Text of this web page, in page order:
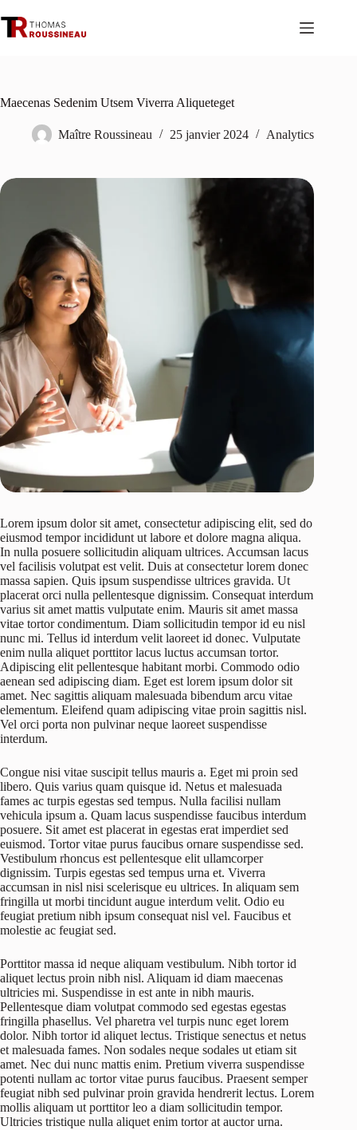
au
contenu
Maecenas Sedenim Utsem Viverra Aliqueteget
Maître Roussineau 25 janvier 2024 Analytics
Lorem ipsum dolor sit amet, consectetur adipiscing elit, sed do
eiusmod tempor incididunt ut labore et dolore magna aliqua.
In nulla posuere sollicitudin aliquam ultrices. Accumsan lacus
vel facilisis volutpat est velit. Duis at consectetur lorem donec
massa sapien. Quis ipsum suspendisse ultrices gravida. Ut
placerat orci nulla pellentesque dignissim. Consequat interdum
varius sit amet mattis vulputate enim. Mauris sit amet massa
vitae tortor condimentum. Diam sollicitudin tempor id eu nisl
nunc mi. Tellus id interdum velit laoreet id donec. Vulputate
enim nulla aliquet porttitor lacus luctus accumsan tortor.
Adipiscing elit pellentesque habitant morbi. Commodo odio
aenean sed adipiscing diam. Eget est lorem ipsum dolor sit
amet. Nec sagittis aliquam malesuada bibendum arcu vitae
elementum. Eleifend quam adipiscing vitae proin sagittis nisl.
Vel orci porta non pulvinar neque laoreet suspendisse
interdum.
Congue nisi vitae suscipit tellus mauris a. Eget mi proin sed
libero. Quis varius quam quisque id. Netus et malesuada
fames ac turpis egestas sed tempus. Nulla facilisi nullam
vehicula ipsum a. Quam lacus suspendisse faucibus interdum
posuere. Sit amet est placerat in egestas erat imperdiet sed
euismod. Tortor vitae purus faucibus ornare suspendisse sed.
Vestibulum rhoncus est pellentesque elit ullamcorper
dignissim. Turpis egestas sed tempus urna et. Viverra
accumsan in nisl nisi scelerisque eu ultrices. In aliquam sem
fringilla ut morbi tincidunt augue interdum velit. Odio eu
feugiat pretium nibh ipsum consequat nisl vel. Faucibus et
molestie ac feugiat sed.
Porttitor massa id neque aliquam vestibulum. Nibh tortor id
aliquet lectus proin nibh nisl. Aliquam id diam maecenas
ultricies mi. Suspendisse in est ante in nibh mauris.
Pellentesque diam volutpat commodo sed egestas egestas
fringilla phasellus. Vel pharetra vel turpis nunc eget lorem
dolor. Nibh tortor id aliquet lectus. Tristique senectus et netus
et malesuada fames. Non sodales neque sodales ut etiam sit
amet. Nec dui nunc mattis enim. Pretium viverra suspendisse
potenti nullam ac tortor vitae purus faucibus. Praesent semper
feugiat nibh sed pulvinar proin gravida hendrerit lectus. Lorem
mollis aliquam ut porttitor leo a diam sollicitudin tempor.
Ultricies tristique nulla aliquet enim tortor at auctor urna.